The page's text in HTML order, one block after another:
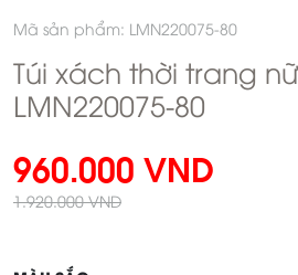
Mã sản phẩm: LMN220075-80
Túi xách thời trang
LMN220075-80
960.000 VND
1.920.000 VND